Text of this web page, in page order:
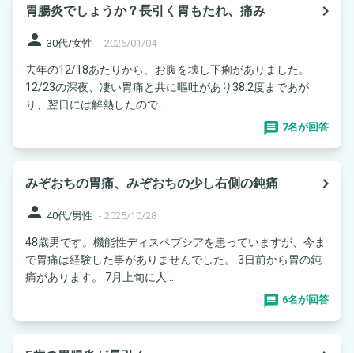
胃腸炎でしょうか？長引く胃もたれ、痛み
navigate_next
person 30代/女性 - 2026/01/04
去年の12/18あたりから、お腹を壊し下痢がありました。
12/23の深夜、凄い胃痛と共に嘔吐があり38.2度まであが
り、翌日には解熱したので...
7名が回答
みぞおちの胃痛、みぞおちの少し右側の鈍痛
navigate_next
person 40代/男性 - 2025/10/28
48歳男です。機能性ディスペプシアを患っていますが、今ま
で胃痛は経験した事がありませんでした。 3日前から胃の鈍
痛があります。 7月上旬に人...
6名が回答